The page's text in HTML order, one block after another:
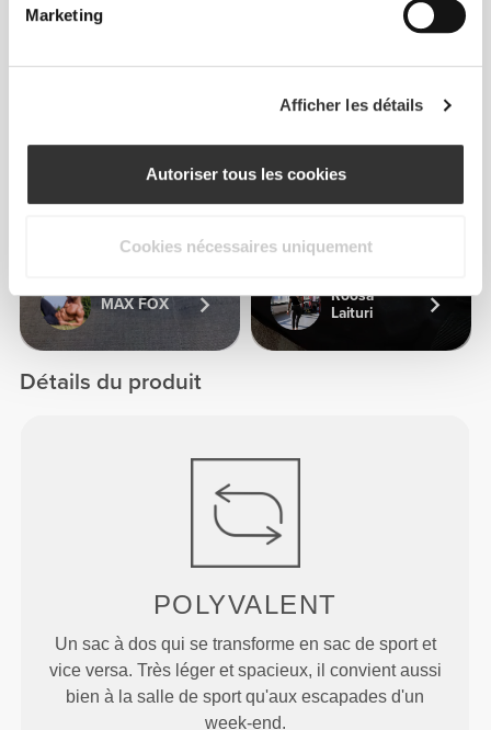
Marketing
Afficher les détails
Autoriser tous les cookies
Cookies nécessaires uniquement
MAX FOX
Georgia
Roosa
Laituri
Détails du produit
POLYVALENT
Un sac à dos qui se transforme en sac de sport et
vice versa. Très léger et spacieux, il convient aussi
bien à la salle de sport qu'aux escapades d'un
week-end.